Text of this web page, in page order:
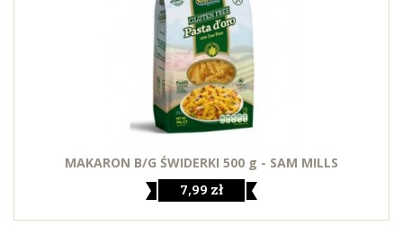
MAKARON B/G ŚWIDERKI 500 g - SAM MILLS
7,99 zł